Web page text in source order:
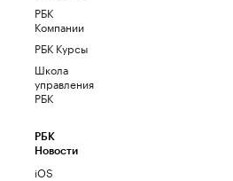
РБК
Компании
РБК Курсы
Школа
управления
РБК
РБК
Новости
iOS